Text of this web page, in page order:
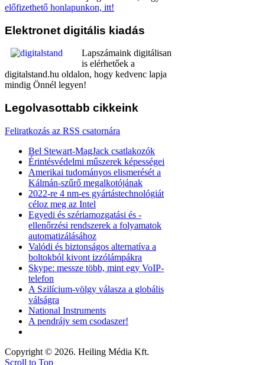
előfizethető honlapunkon, itt!
Elektronet digitális kiadás
Lapszámaink digitálisan
is elérhetőek a
digitalstand.hu oldalon, hogy kedvenc lapja
mindig Önnél legyen!
Legolvasottabb cikkeink
Feliratkozás az RSS csatornára
Bel Stewart-MagJack csatlakozók
Érintésvédelmi műszerek képességei
Amerikai tudományos elismerését a
Kálmán-szűrő megalkotójának
2022-re 4 nm-es gyártástechnológiát
céloz meg az Intel
Egyedi és szériamozgatási és -
ellenőrzési rendszerek a folyamatok
automatizálásához
Valódi és biztonságos alternatíva a
boltokból kivont izzólámpákra
Skype: messze több, mint egy VoIP-
telefon
A Szilícium-völgy válasza a globális
válságra
National Instruments
A pendrájv sem csodaszer!
Copyright © 2026. Heiling Média Kft.
Scroll to Top